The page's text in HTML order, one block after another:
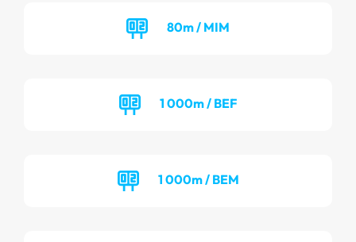
80m / MIM
1 000m / BEF
1 000m / BEM